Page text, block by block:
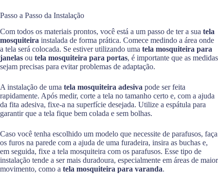
Passo a Passo da Instalação
Com todos os materiais prontos, você está a um passo de ter a sua tela
mosquiteira instalada de forma prática. Comece medindo a área onde
a tela será colocada. Se estiver utilizando uma tela mosquiteira para
janelas ou tela mosquiteira para portas, é importante que as medidas
sejam precisas para evitar problemas de adaptação.
A instalação de uma tela mosquiteira adesiva pode ser feita
rapidamente. Após medir, corte a tela no tamanho certo e, com a ajuda
da fita adesiva, fixe-a na superfície desejada. Utilize a espátula para
garantir que a tela fique bem colada e sem bolhas.
Caso você tenha escolhido um modelo que necessite de parafusos, faça
os furos na parede com a ajuda de uma furadeira, insira as buchas e,
em seguida, fixe a tela mosquiteira com os parafusos. Esse tipo de
instalação tende a ser mais duradoura, especialmente em áreas de maior
movimento, como a tela mosquiteira para varanda.